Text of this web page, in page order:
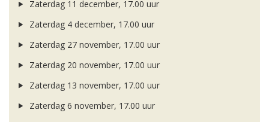
Zaterdag 11 december, 17.00 uur
Zaterdag 4 december, 17.00 uur
Zaterdag 27 november, 17.00 uur
Zaterdag 20 november, 17.00 uur
Zaterdag 13 november, 17.00 uur
Zaterdag 6 november, 17.00 uur